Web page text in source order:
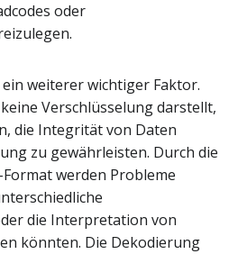
oder
weiterer wichtiger Faktor.
Verschlüsselung darstellt,
die Integrität von Daten
zu gewährleisten. Durch die
werden Probleme
die Interpretation von
könnten. Die Dekodierung